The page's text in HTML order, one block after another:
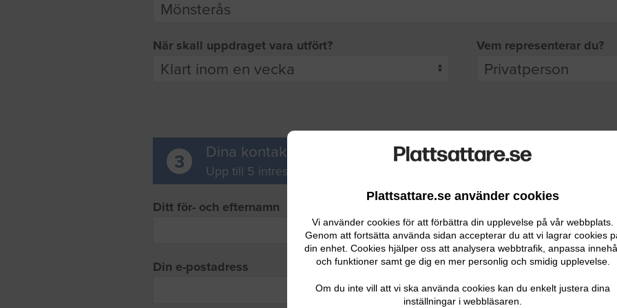
Plattsattare.se använder cookies
Vi använder cookies för att förbättra din upplevelse på vår webbplats.
Genom att fortsätta använda sidan accepterar du att vi lagrar cookies
din enhet. Cookies hjälper oss att analysera webbtrafik, anpassa
och funktioner samt ge dig en mer personlig och smidig upplevelse.
Om du inte vill att vi ska använda cookies kan du enkelt justera dina
inställningar i webbläsaren.
När skall uppdraget vara utfört? Vem representerar du?
3 Dina kontaktuppgifter
Upp till 5 intresserade leverantörer får möjlighet att ta kontakt med dig.
Ditt för- och efternamn
Din e-postadress Ditt telefonnummer